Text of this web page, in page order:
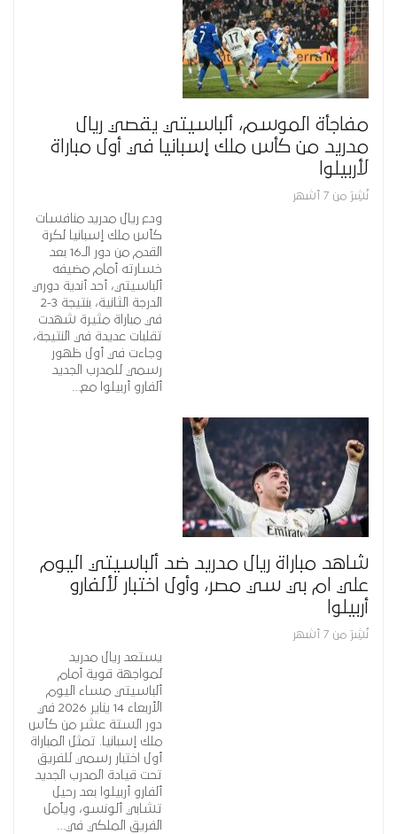
مفاجأة الموسم، ألباسيتي يقصي ريال
مدريد من كأس ملك إسبانيا في أول مباراة
لأربيلوا
نُشِرَ من 7 أشهر
ودع ريال مدريد منافسات
كأس ملك إسبانيا لكرة
القدم من دور الـ16 بعد
خسارته أمام مضيفه
ألباسيتي، أحد أندية دوري
الدرجة الثانية، بنتيجة 3-2
في مباراة مثيرة شهدت
تقلبات عديدة في النتيجة،
وجاءت في أول ظهور
رسمي للمدرب الجديد
ألفارو أربيلوا مع…
شاهد مباراة ريال مدريد ضد ألباسيتي اليوم
علي ام بي سي مصر، وأول اختبار لألفارو
أربيلوا
نُشِرَ من 7 أشهر
يستعد ريال مدريد
لمواجهة قوية أمام
ألباسيتي مساء اليوم
الأربعاء 14 يناير 2026 في
دور الستة عشر من كأس
ملك إسبانيا. تمثل المباراة
أول اختبار رسمي للفريق
تحت قيادة المدرب الجديد
ألفارو أربيلوا بعد رحيل
تشابي ألونسو، ويأمل
الفريق الملكي في…